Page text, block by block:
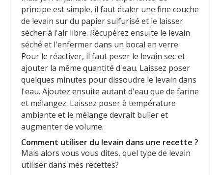
principe est simple, il faut étaler une fine couche
de levain sur du papier sulfurisé et le laisser
sécher à l'air libre. Récupérez ensuite le levain
séché et l'enfermer dans un bocal en verre.
Pour le réactiver, il faut peser le levain sec et
ajouter la même quantité d'eau. Laissez poser
quelques minutes pour dissoudre le levain dans
l'eau. Ajoutez ensuite autant d'eau que de farine
et mélangez. Laissez poser à température
ambiante et le mélange devrait buller et
augmenter de volume.
Comment utiliser du levain dans une recette ?
Mais alors vous vous dites, quel type de levain
utiliser dans mes recettes?